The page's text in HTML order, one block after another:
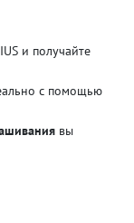
и получайте
с помощью
вы